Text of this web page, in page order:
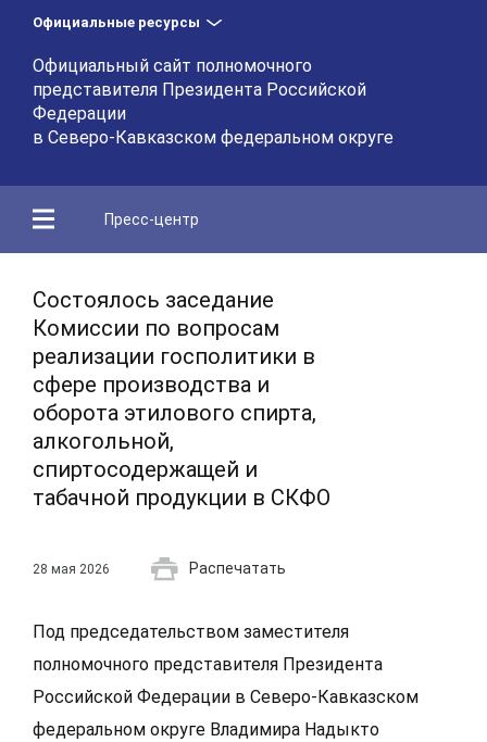
Официальные ресурсы
Официальный сайт полномочного
представителя Президента Российской
Федерации
в Северо-Кавказском федеральном округе
Пресс-центр
Состоялось заседание
Комиссии по вопросам
реализации госполитики в
сфере производства и
оборота этилового спирта,
алкогольной,
спиртосодержащей и
табачной продукции в СКФО
28 мая 2026 Распечатать
Под председательством заместителя
полномочного представителя Президента
Российской Федерации в Северо-Кавказском
федеральном округе Владимира Надыкто